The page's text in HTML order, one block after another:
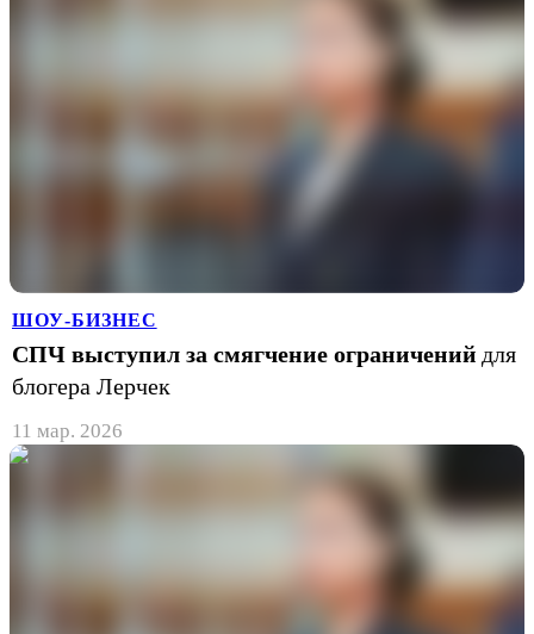
ШОУ-БИЗНЕС
СПЧ выступил за смягчение ограничений для
блогера Лерчек
11 мар. 2026